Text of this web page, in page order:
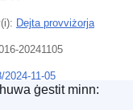
Dejta provviżorja
20241105
2024-11-05
ġestit minn: